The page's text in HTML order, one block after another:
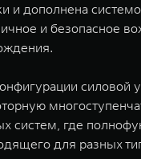
и дополнена
и безопасное
систем, где
для разных